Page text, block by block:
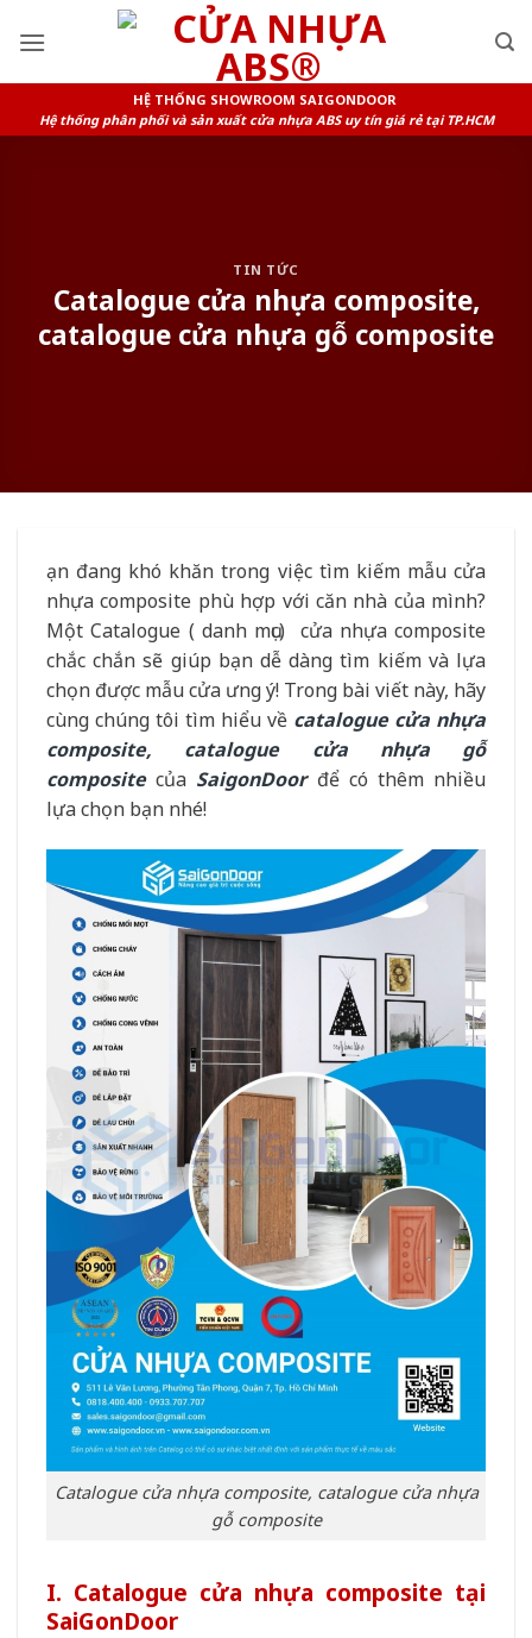
HỆ THỐNG SHOWROOM SAIGONDOOR
Hệ thống phân phối và sản xuất cửa nhựa ABS uy tín giá rẻ tại TP.HCM
TIN TỨC
Catalogue cửa nhựa composite,
catalogue cửa nhựa gỗ composite
ạn đang khó khăn trong việc tìm kiếm mẫu cửa
nhựa composite phù hợp với căn nhà của mình?
Một Catalogue ( danh mục) cửa nhựa composite
chắc chắn sẽ giúp bạn dễ dàng tìm kiếm và lựa
chọn được mẫu cửa ưng ý! Trong bài viết này, hãy
cùng chúng tôi tìm hiểu về catalogue cửa nhựa
composite, catalogue cửa nhựa gỗ
compositecủa SaigonDoorđể có thêm nhiều
lựa chọn bạn nhé!
Catalogue cửa nhựa composite, catalogue cửa nhựa
gỗ composite
I. Catalogue cửa nhựa composite tại
SaiGonDoor